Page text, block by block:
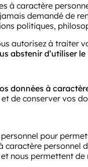
à caractère
demandé de
politiques,
autorisez à traiter
abstenir d’utiliser le
données à
de conserver vos
pour
personnel
nous permettent